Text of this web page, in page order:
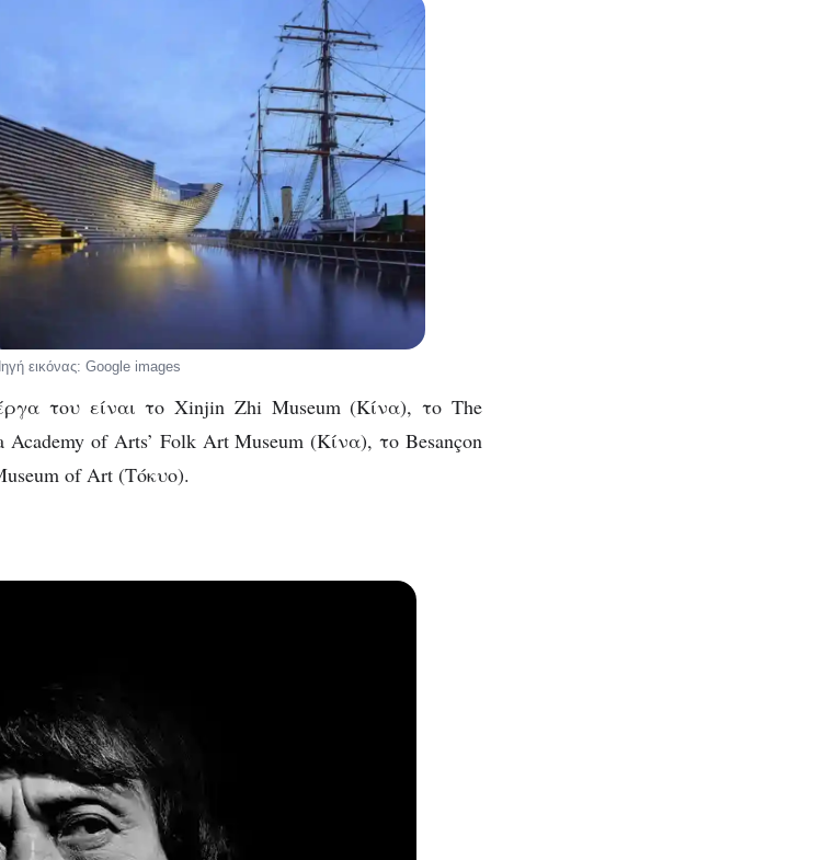
εικόνας: Google images
του είναι το Xinjin Zhi Museum (Κίνα), το The
of Arts’ Folk Art Museum (Κίνα), το Besançon
of Art (Τόκυο).